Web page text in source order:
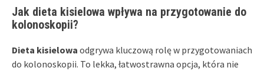
Jak dieta kisielowa wpływa na przygotowanie do
kolonoskopii?
Dieta kisielowa odgrywa kluczową rolę w przygotowaniach
do kolonoskopii. To lekka, łatwostrawna opcja, która nie